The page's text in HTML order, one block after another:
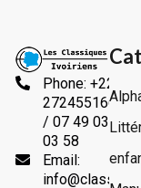
Phone: +225
2724551666
/ 07 49 03
03 58
Email: